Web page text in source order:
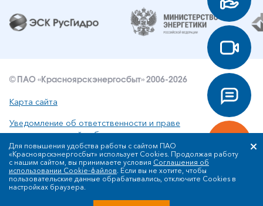
© ПАО «Красноярскэнергосбыт» 2006-2026
Карта сайта
Уведомление об ответственности и праве
интеллектуальной собственности
Политика ПАО «Красноярскэнергосбыт» в отношении
обработки персональных данных
Для повышения удобства работы с сайтом ПАО
«Красноярскэнергосбыт» использует Cookies. Продолжая работу
с нашим сайтом, вы принимаете условия Соглашения об
использовании Cookie-файлов. Если вы не хотите, чтобы
пользовательские данные обрабатывались, отключите Cookies в
настройках браузера.